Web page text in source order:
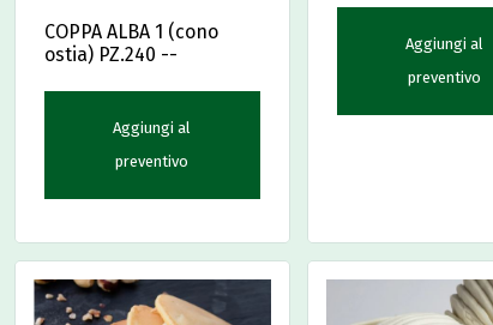
COPPA ALBA 1 (cono
ostia) PZ.240 --
Aggiungi al
preventivo
Aggiungi al
preventivo